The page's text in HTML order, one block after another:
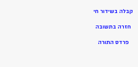
קבלה בשידור חי
חזרה בתשובה
פרדס התורה